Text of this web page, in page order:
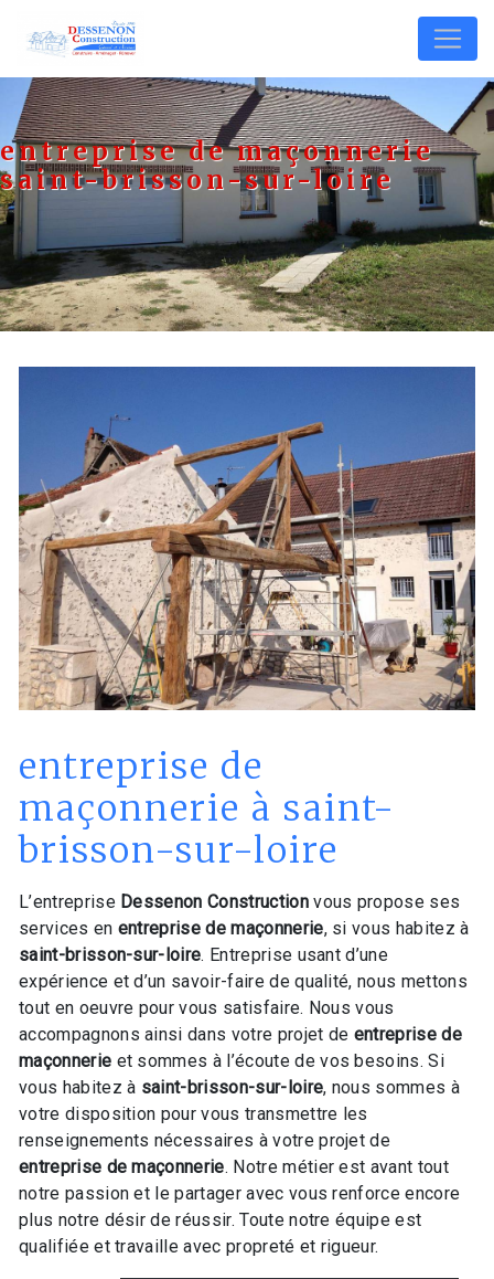
entreprise de maçonnerie
saint-brisson-sur-loire
entreprise de
maçonnerie à saint-
brisson-sur-loire
L’entreprise Dessenon Constructionvous propose ses
services en entreprise de maçonnerie, si vous habitez à
saint-brisson-sur-loire. Entreprise usant d’une
expérience et d’un savoir-faire de qualité, nous mettons
tout en oeuvre pour vous satisfaire. Nous vous
accompagnons ainsi dans votre projet de entreprise de
maçonnerie et sommes à l’écoute de vos besoins. Si
vous habitez à saint-brisson-sur-loire, nous sommes à
votre disposition pour vous transmettre les
renseignements nécessaires à votre projet de
entreprise de maçonnerie. Notre métier est avant tout
notre passion et le partager avec vous renforce encore
plus notre désir de réussir. Toute notre équipe est
qualifiée et travaille avec propreté et rigueur.